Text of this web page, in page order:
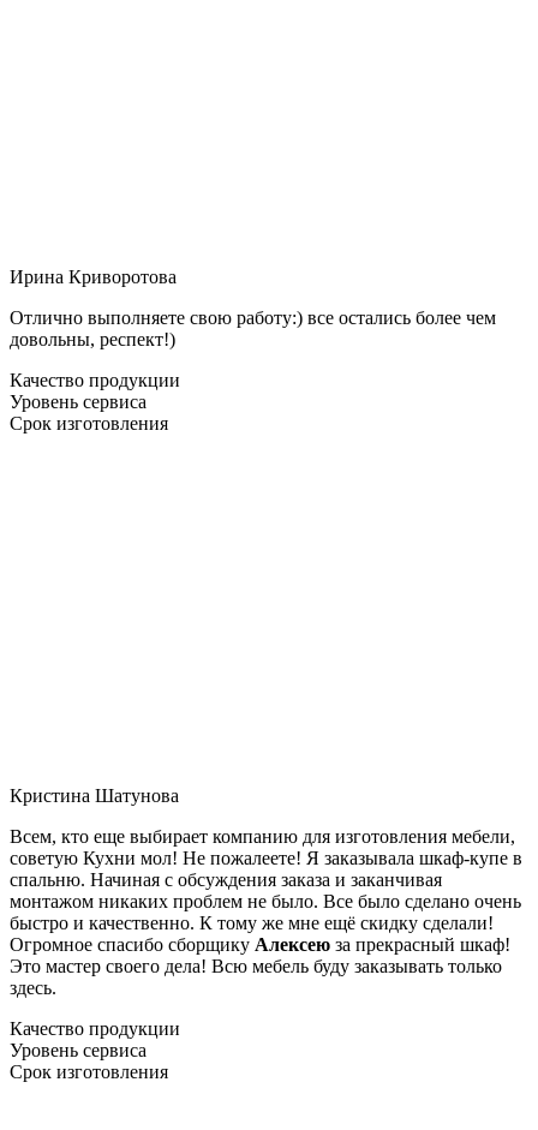
Ирина Криворотова
Отлично выполняете свою работу:) все остались более чем
довольны, респект!)
Качество продукции
Уровень сервиса
Срок изготовления
Кристина Шатунова
Всем, кто еще выбирает компанию для изготовления мебели,
советую Кухни мол! Не пожалеете! Я заказывала шкаф-купе в
спальню. Начиная с обсуждения заказа и заканчивая
монтажом никаких проблем не было. Все было сделано очень
быстро и качественно. К тому же мне ещё скидку сделали!
Огромное спасибо сборщику Алексею за прекрасный шкаф!
Это мастер своего дела! Всю мебель буду заказывать только
здесь.
Качество продукции
Уровень сервиса
Срок изготовления